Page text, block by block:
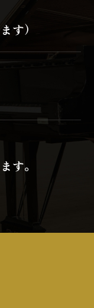
す）
す。